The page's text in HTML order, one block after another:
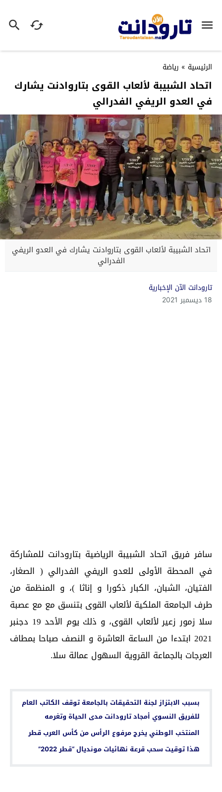
الرئيسية » رياضة
اتحاد الشبيبة لألعاب القوى بتاروادنت يشارك
في العدو الريفي الفدرالي
اتحاد الشبيبة لألعاب القوى بتاروادنت يشارك في العدو الريفي
الفدرالي
تارودانت الآن الإخبارية
18 ديسمبر 2021
سافر فريق اتحاد الشبيبة الرياضية بتارودانت للمشاركة
في المحطة الأولى للعدو الريفي الفدرالي ( الصغار،
الفتيان، الشبان، الكبار ذكورا و إناثا )، و المنظمة من
طرف الجامعة الملكية لألعاب القوى بتنسق مع مع عصبة
سلا زمور زعير لألعاب القوى، و ذلك يوم الأحد 19 دجنبر
2021 ابتدءا من الساعة العاشرة و النصف صباحا بمطاف
العرجات بالجماعة القروية السهول عمالة سلا.
بسبب الابتزاز لجنة التحقيقات بالجامعة توقف الكاتب العام
للفريق النسوي أمجاد تارودانت مدى الحياة وتغرمه
المنتخب الوطني يخرج مرفوع الرأس من كأس العرب قطر
هذا توقيت سحب قرعة نهائيات مونديال “قطر 2022”